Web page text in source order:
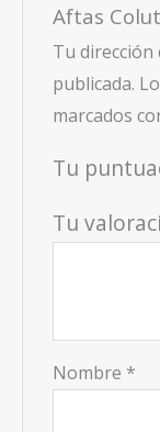
Aftas
Tu
publicada.
marcados
Tu
Tu
Nombre *